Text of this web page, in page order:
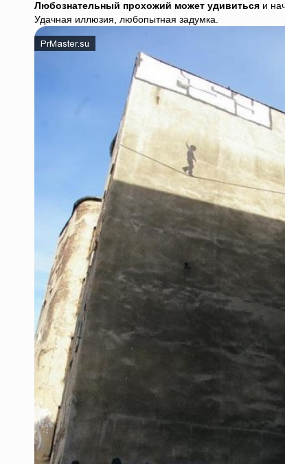
Любознательный прохожий может удивиться и
Удачная иллюзия, любопытная задумка.